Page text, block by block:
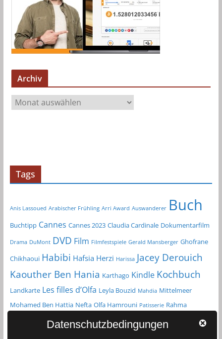
Archiv
r
Tags
Anis Lassoued Arabischer Frühling Arri Award Auswanderer Buch
Buchtipp Cannes Cannes 2023 Claudia Cardinale Dokumentarfilm
Drama DuMont DVD Film Filmfestspiele Gerald Mansberger Ghofrane
Chikhaoui Habibi Hafsia Herzi Harissa Jacey Derouich
Kaouther Ben Hania Karthago Kindle Kochbuch
Landkarte Les filles d’Olfa Leyla Bouzid Mahdia Mittelmeer
Mohamed Ben Hattia Nefta Olfa Hamrouni Patisserie Rahma
Reiseführer Roman Sfax Spielfilm
Datenschutzbedingungen